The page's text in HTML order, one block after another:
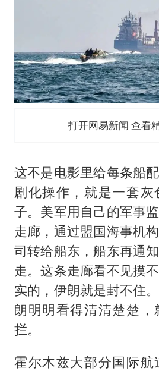
打开网易新闻 查看
这不是电影里给每条船
剧化操作，就是一套
子。美军用自己的军事
走廊，通过盟国海事机
司转给船东，船东再通
走。这条走廊看不见摸
实的，伊朗就是封不住
朗明明看得清清楚楚
拦。
霍尔木兹大部分国际航